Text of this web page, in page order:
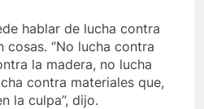
hablar de lucha contra
cosas. “No lucha contra
la madera, no lucha
contra materiales que,
la culpa”, dijo.